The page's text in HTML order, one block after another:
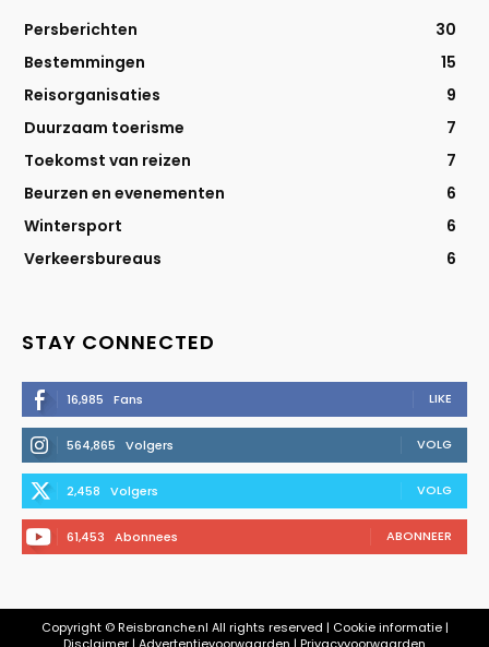
Persberichten
30
Bestemmingen
15
Reisorganisaties
9
Duurzaam toerisme
7
Toekomst van reizen
7
Beurzen en evenementen
6
Wintersport
6
Verkeersbureaus
6
STAY CONNECTED
16,985 Fans LIKE
564,865 Volgers VOLG
2,458 Volgers VOLG
61,453 Abonnees ABONNEER
Copyright © Reisbranche.nl All rights reserved | Cookie informatie |